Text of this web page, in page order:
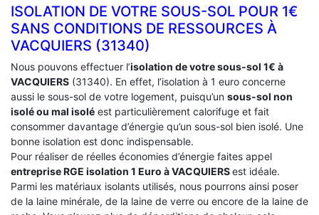
ISOLATION DE VOTRE SOUS-SOL POUR 1€
SANS CONDITIONS DE RESSOURCES À
‎VACQUIERS (31340)
Nous pouvons effectuer l’isolation de votre sous-sol 1€ à
VACQUIERS (31340). En effet, l’isolation à 1 euro concerne
aussi le sous-sol de votre logement, puisqu’un sous-sol non
isolé ou mal isolé est particulièrement calorifuge et fait
consommer davantage d’énergie qu’un sous-sol bien isolé. Une
bonne isolation est donc indispensable.
Pour réaliser de réelles économies d’énergie faites appel
entreprise RGE isolation 1 Euro à VACQUIERSest idéale.
Parmi les matériaux isolants utilisés, nous pourrons ainsi poser
de la laine minérale, de la laine de verre ou encore de la laine de